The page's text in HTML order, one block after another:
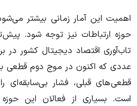
اهمیت این آمار زمانی بیشتر
حوزه ارتباطات نیز توجه شود.
عددی که اکنون در موج دوم قطعی
قطعی‌های قبلی، فشار بی‌سابقه‌ای
است. بسیاری از فعالان این